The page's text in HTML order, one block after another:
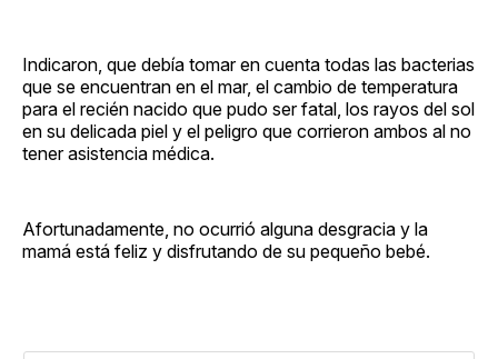
Indicaron, que debía tomar en cuenta todas las bacterias
que se encuentran en el mar, el cambio de temperatura
para el recién nacido que pudo ser fatal, los rayos del sol
en su delicada piel y el peligro que corrieron ambos al no
tener asistencia médica.
Afortunadamente, no ocurrió alguna desgracia y la
mamá está feliz y disfrutando de su pequeño bebé.